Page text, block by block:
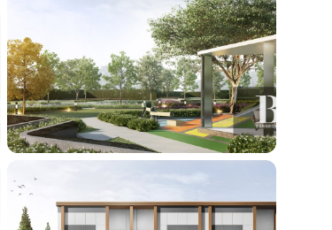
เปรียบเทียบ
ลบทั้งหมด